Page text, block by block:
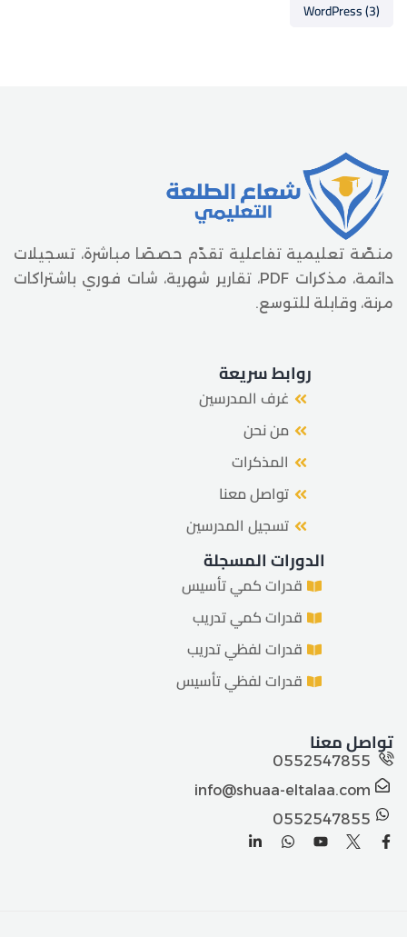
WordPress(3)
منصّة تعليمية تفاعلية تقدّم حصصًا مباشرة، تسجيلات
دائمة، مذكرات PDF، تقارير شهرية، شات فوري باشتراكات
مرنة، وقابلة للتوسع.
روابط سريعة
غرف المدرسين
من نحن
المذكرات
تواصل معنا
تسجيل المدرسين
الدورات المسجلة
قدرات كمي تأسيس
قدرات كمي تدريب
قدرات لفظي تدريب
قدرات لفظي تأسيس
تواصل معنا
0552547855
info@shuaa-eltalaa.com
0552547855